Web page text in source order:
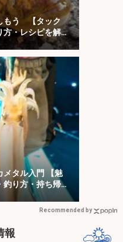
もう 【タック
方・レシピを解
メタル入門 【魅
り方・持ち帰り
Recommended by
報